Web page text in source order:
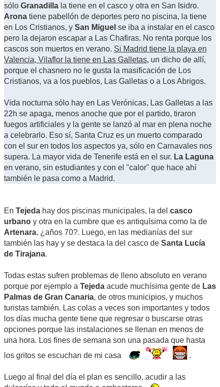
sólo Granadilla la tiene en el casco y otra en San Isidro.
Arona tiene pabellón de deportes pero no piscina, la tiene
en Los Cristianos, y San Miguel se iba a instalar en el casco
pero la dejaron escapar a Las Chafiras. No renta porque los
cascos son muertos en verano. Si Madrid tiene la playa en
Valencia, Vilaflor la tiene en Las Galletas, un dicho de allí,
porque el chasnero no le gusta la masificación de Los
Cristianos, va a los pueblos, Las Galletas o a Los Abrigos.
Vida nocturna sólo hay en Las Verónicas, Las Galletas a las
22h se apaga, menos anoche que por el partido, tiraron
fuegos artificiales y la gente se lanzó al mar en plena noche
a celebrarlo. Eso sí, Santa Cruz es un muerto comparado
con el sur en todos los aspectos ya, sólo en Carnavales nos
supera. La mayor vida de Tenerife está en el sur. La Laguna
en verano, sin estudiantes y con el "calor" que hace ahí
también le pasa como a Madrid.
En Tejeda hay dos piscinas municipales, la del casco
urbano y otra en la cumbre que es antiquísima como la de
Artenara, ¿años 70?. Luego, en las medianías del sur
también las hay y se destaca la del casco de Santa Lucía
de Tirajana.
Todas estas sufren problemas de lleno absoluto en verano
porque por ejemplo a Tejeda acude muchísima gente de Las
Palmas de Gran Canaria, de otros municipios, y muchos
turistas también. Las colas a veces son importantes y todos
los días mucha gente tiene que regresar o buscarse otras
opciones porque las instalaciones se llenan en menos de
una hora. Los fines de semana son una pasada que hasta
los gritos se escuchan de mi casa
.
Luego al final del día el plan es sencillo, acudir a las